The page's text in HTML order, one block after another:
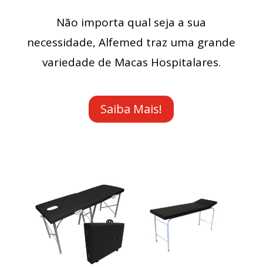
Não importa qual seja a sua
necessidade, Alfemed traz uma grande
variedade de Macas Hospitalares.
Saiba Mais!